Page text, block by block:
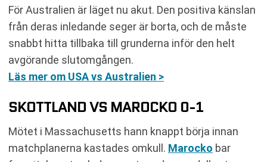
För Australien är läget nu akut. Den positiva känslan
från deras inledande seger är borta, och de måste
snabbt hitta tillbaka till grunderna inför den helt
avgörande slutomgången.
Läs mer om USA vs Australien >
SKOTTLAND VS MAROCKO 0-1
Mötet i Massachusetts hann knappt börja innan
matchplanerna kastades omkull. Marocko bar